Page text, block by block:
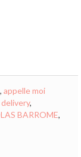
, appelle moi
,
BARROME,